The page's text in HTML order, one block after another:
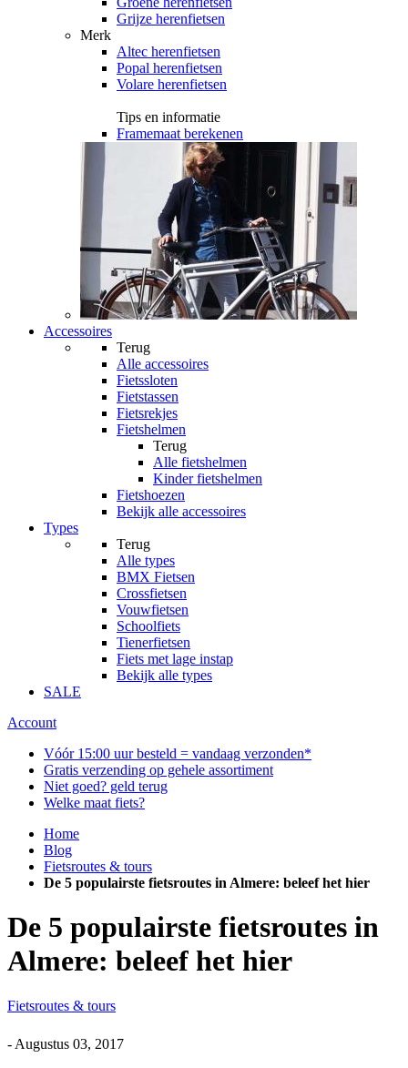
Grijze herenfietsen
Merk
Altec herenfietsen
Popal herenfietsen
Volare herenfietsen
Tips en informatie
Framemaat berekenen
Accessoires
Terug
Alle accessoires
Fietssloten
Fietstassen
Fietsrekjes
Fietshelmen
Terug
Alle fietshelmen
Kinder fietshelmen
Fietshoezen
Bekijk alle accessoires
Types
Terug
Alle types
BMX Fietsen
Crossfietsen
Vouwfietsen
Schoolfiets
Tienerfietsen
Fiets met lage instap
Bekijk alle types
SALE
Account
Vóór 15:00 uur besteld = vandaag verzonden*
Gratis verzending op gehele assortiment
Niet goed? geld terug
Welke maat fiets?
Home
Blog
Fietsroutes & tours
De 5 populairste fietsroutes in Almere: beleef het hier
De 5 populairste fietsroutes in
Almere: beleef het hier
Fietsroutes & tours
- Augustus 03, 2017